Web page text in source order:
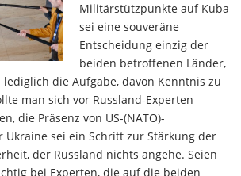
Militärstützpunkte auf Kuba
sei eine souveräne
Entscheidung einzig der
beiden betroffenen Länder,
die Aufgabe, davon Kenntnis zu
man sich vor Russland-Experten
die Präsenz von US-(NATO)-
Ukraine sei ein Schritt zur Stärkung der
der Russland nichts angehe. Seien
bei Experten, die auf die beiden